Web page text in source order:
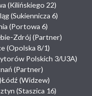
(Kilińskiego 22)
(Sukiennicza 6)
(Portowa 6)
Zdrój (Partner)
(Opolska 8/1)
Polskich 3/U3A)
(Partner)
Łódź (Widzew)
(Staszica 16)